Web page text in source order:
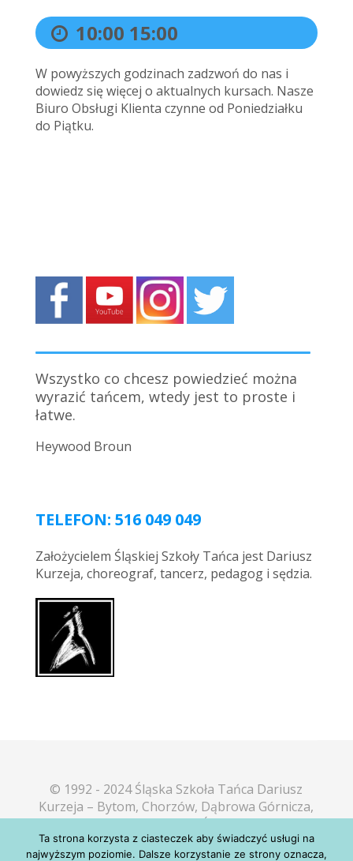
10:00 15:00
W powyższych godzinach zadzwoń do nas i
dowiedz się więcej o aktualnych kursach. Nasze
Biuro Obsługi Klienta czynne od Poniedziałku
do Piątku.
Kto zakosztuje tańca, nigdy go nie
zdradzi.
TELEFON: 516 049 049
Założycielem Śląskiej Szkoły Tańca jest Dariusz
Kurzeja, choreograf, tancerz, pedagog i sędzia.
© 1992 - 2024 Śląska Szkoła Tańca Dariusz
Kurzeja – Bytom, Chorzów, Dąbrowa Górnicza,
Katowice, Mikołów, Piekary Śląskie, Sosnowiec,
Tarnowskie Góry, Tychy
Ta strona korzysta z ciasteczek aby świadczyć usługi na
najwyższym poziomie. Dalsze korzystanie ze strony oznacza,